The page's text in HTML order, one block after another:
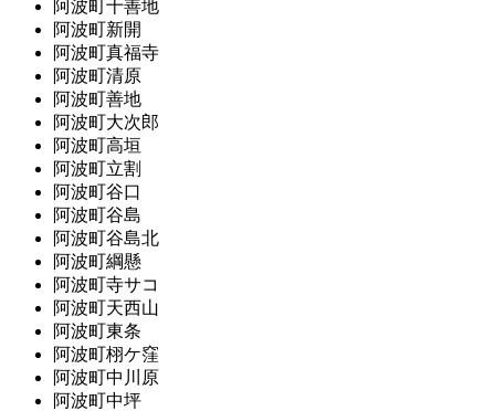
阿波町十善地
阿波町新開
阿波町真福寺
阿波町清原
阿波町善地
阿波町大次郎
阿波町高垣
阿波町立割
阿波町谷口
阿波町谷島
阿波町谷島北
阿波町綱懸
阿波町寺サコ
阿波町天西山
阿波町東条
阿波町栩ケ窪
阿波町中川原
阿波町中坪